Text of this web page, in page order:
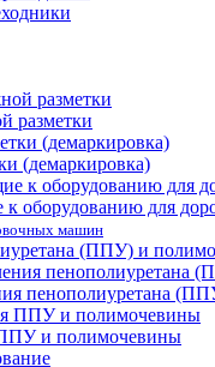
разметки
(демаркировка)
оборудованию для
машин
(ППУ) и
пенополиуретана
и полимочевины